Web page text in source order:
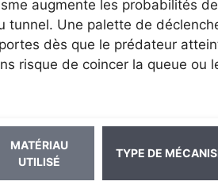
augmente les probabilités de
tunnel. Une palette de
dès que le prédateur
risque de coincer la queue ou
MATÉRIAU
UTILISÉ
TYPE DE